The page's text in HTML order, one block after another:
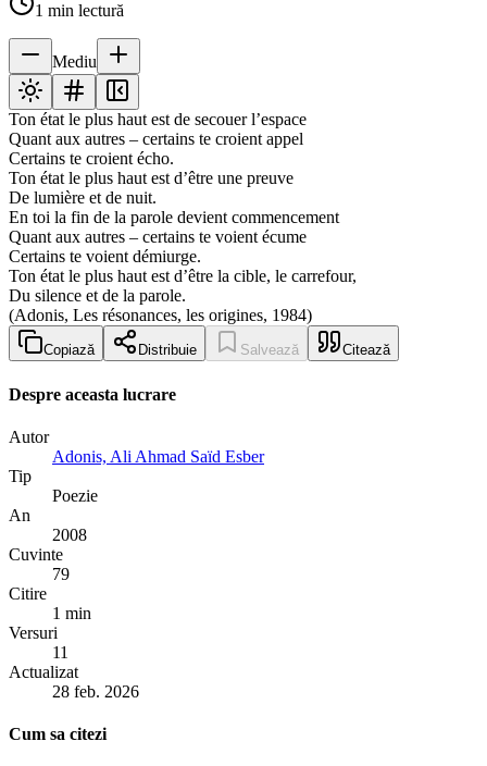
1 min lectură
Mediu
Ton état le plus haut est de secouer l’espace
Quant aux autres – certains te croient appel
Certains te croient écho.
Ton état le plus haut est d’être une preuve
De lumière et de nuit.
En toi la fin de la parole devient commencement
Quant aux autres – certains te voient écume
Certains te voient démiurge.
Ton état le plus haut est d’être la cible, le carrefour,
Du silence et de la parole.
(Adonis, Les résonances, les origines, 1984)
Copiază Distribuie Salvează Citează
Despre aceasta lucrare
Autor
Adonis, Ali Ahmad Saïd Esber
Tip
Poezie
An
2008
Cuvinte
79
Citire
1 min
Versuri
11
Actualizat
28 feb. 2026
Cum sa citezi